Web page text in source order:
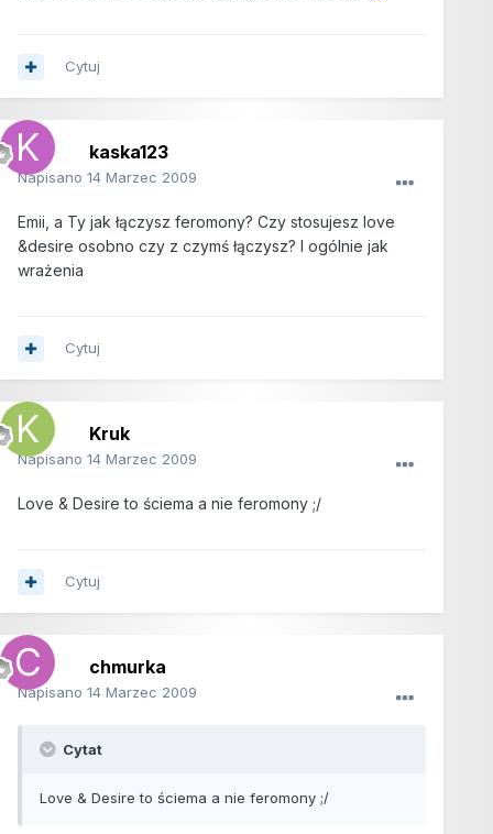
Cytuj
kaska123
Napisano 14 Marzec 2009
Emii, a Ty jak łączysz feromony? Czy stosujesz love
&desire osobno czy z czymś łączysz? I ogólnie jak
wrażenia
Cytuj
Kruk
Napisano 14 Marzec 2009
Love & Desire to ściema a nie feromony ;/
Cytuj
chmurka
Napisano 14 Marzec 2009
Cytat
Love & Desire to ściema a nie feromony ;/